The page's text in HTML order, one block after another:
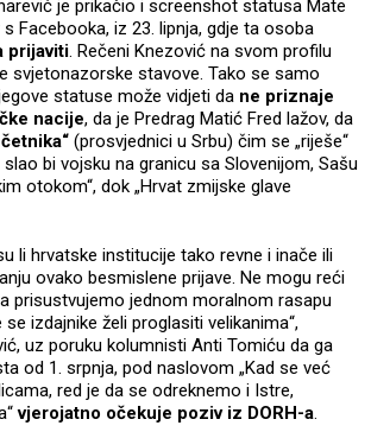
je prikačio i screenshot statusa Mate
Facebooka, iz 23. lipnja, gdje ta osoba
prijaviti. Rečeni Knezović na svom profilu
svjetonazorske stavove. Tako se samo
statuse može vidjeti da ne priznaje
nacije, da je Predrag Matić Fred lažov, da
(prosvjednici u Srbu) čim se „riješe“
bi vojsku na granicu sa Slovenijom, Sašu
otokom“, dok „Hrvat zmijske glave
li hrvatske institucije tako revne i inače ili
ovako besmislene prijave. Ne mogu reći
prisustvujemo jednom moralnom rasapu
izdajnike želi proglasiti velikanima“,
uz poruku kolumnisti Anti Tomiću da ga
od 1. srpnja, pod naslovom „Kad se već
red je da se odreknemo i Istre,
vjerojatno očekuje poziv iz DORH-a.